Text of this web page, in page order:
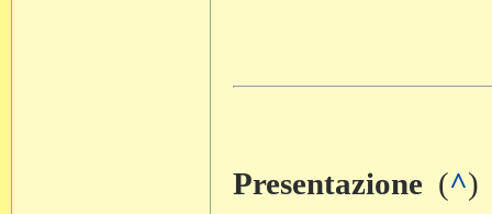
Presentazione (^)